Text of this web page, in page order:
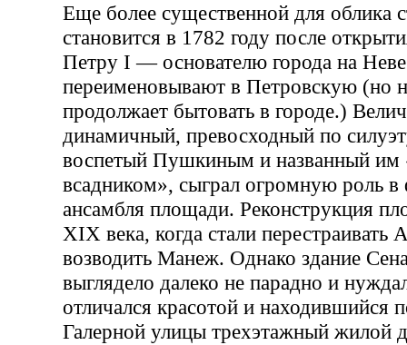
Еще более существенной для облика
становится в 1782 году после
Петру I — основателю города на
переименовывают в Петровскую (но
продолжает бытовать в городе.)
динамичный, превосходный по
воспетый Пушкиным и названный
всадником», сыграл огромную роль
ансамбля площади. Реконструкция
XIX века, когда стали перестраивать
возводить Манеж. Однако здание
выглядело далеко не парадно и
отличался красотой и находившийся
Галерной улицы трехэтажный жилой